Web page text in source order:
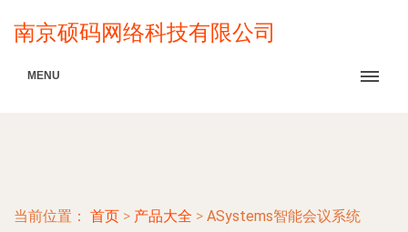
南京硕码网络科技有限公司
MENU
当前位置： 首页 > 产品大全 > ASystems智能会议系统